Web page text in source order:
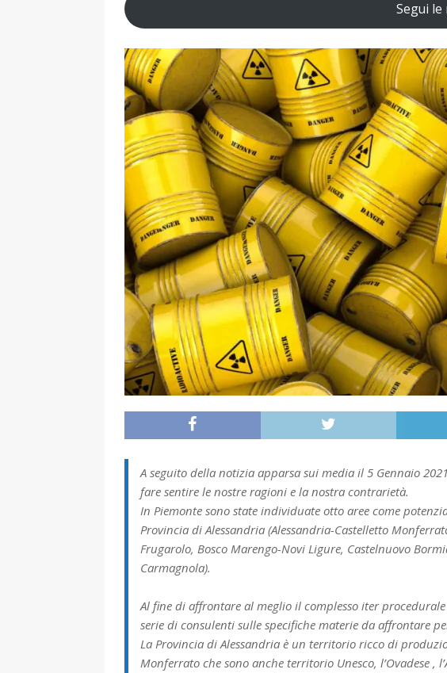
Segui
A seguito della notizia apparsa sui media il 5 Gennaio
fare sentire le nostre ragioni e la nostra contrarietà.
In Piemonte sono state individuate otto aree come
Provincia di Alessandria (Alessandria-Castelletto
Frugarolo, Bosco Marengo-Novi Ligure, Castelnuovo
Carmagnola).
Al fine di affrontare al meglio il complesso iter
serie di consulenti sulle specifiche materie da affrontare
La Provincia di Alessandria è un territorio ricco di
Monferrato che sono anche territorio Unesco, l’Ovadese ,